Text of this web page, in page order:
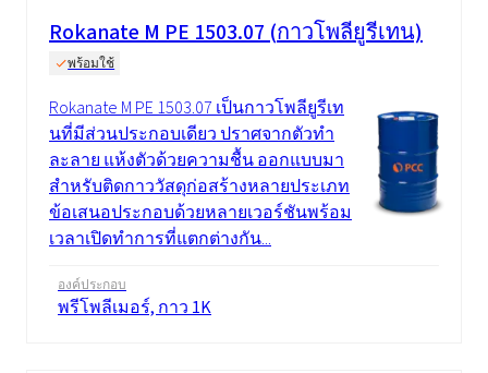
Rokanate M PE 1503.07 (กาวโพลียูรีเทน)
พร้อมใช้
Rokanate M PE 1503.07 เป็นกาวโพลียูรีเท
นที่มีส่วนประกอบเดียว ปราศจากตัวทำ
ละลาย แห้งตัวด้วยความชื้น ออกแบบมา
สำหรับติดกาววัสดุก่อสร้างหลายประเภท
ข้อเสนอประกอบด้วยหลายเวอร์ชันพร้อม
เวลาเปิดทำการที่แตกต่างกัน...
องค์ประกอบ
พรีโพลีเมอร์, กาว 1K